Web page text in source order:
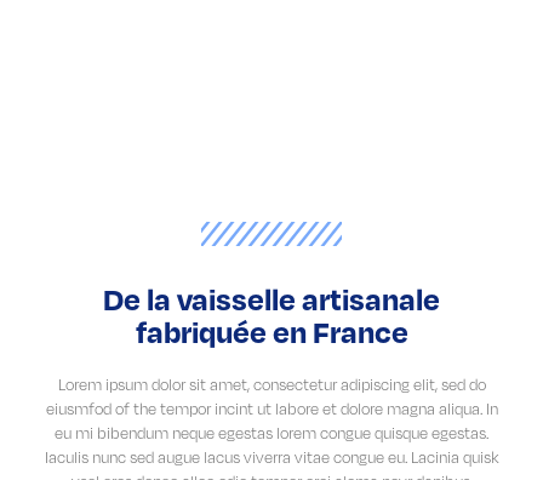
De la vaisselle artisanale
fabriquée en France
Lorem ipsum dolor sit amet, consectetur adipiscing elit, sed do
eiusmfod of the tempor incint ut labore et dolore magna aliqua. In
eu mi bibendum neque egestas lorem congue quisque egestas.
Iaculis nunc sed augue lacus viverra vitae congue eu. Lacinia quisk